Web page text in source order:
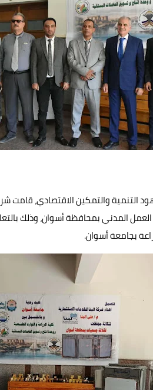
التنمية والتمكين الاقتصادي، قامت
المدني بمحافظة أسوان، وذلك